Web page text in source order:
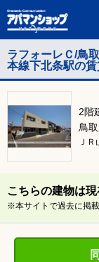
ラフォーレＣ/鳥
本線下北条駅の
2階
鳥
Ｊ
こちらの建物は現
※本サイトで過去に掲